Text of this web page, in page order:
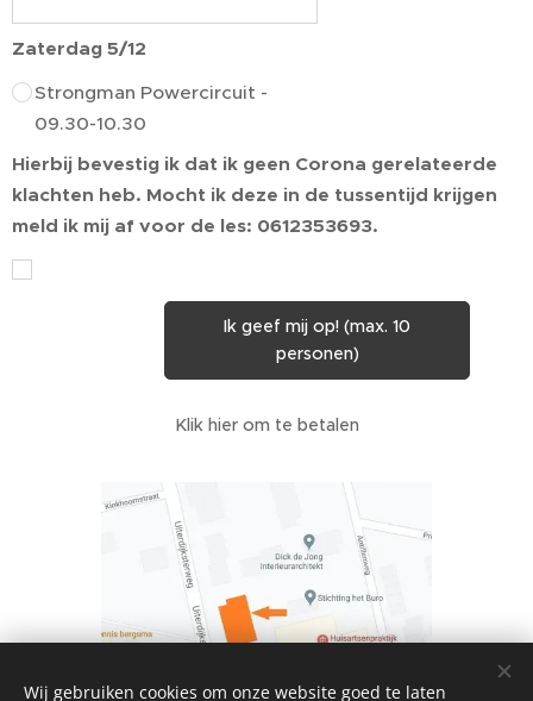
Zaterdag 5/12
Strongman Powercircuit -
09.30-10.30
Hierbij bevestig ik dat ik geen Corona gerelateerde
klachten heb. Mocht ik deze in de tussentijd krijgen
meld ik mij af voor de les: 0612353693.
Ik geef mij op! (max. 10
personen)
Klik hier om te betalen
Wij gebruiken cookies om onze website goed te laten